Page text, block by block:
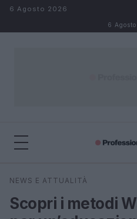
Salta al contenuto
6 Agosto 2026
6
Cerca
NEWS E ATTUALITÀ
Scopri i metodi